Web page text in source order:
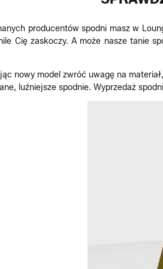
producentów spodni masz w
Cię zaskoczy. A może nasze tanie
nowy model zwróć uwagę na
luźniejsze spodnie. Wyprzedaż